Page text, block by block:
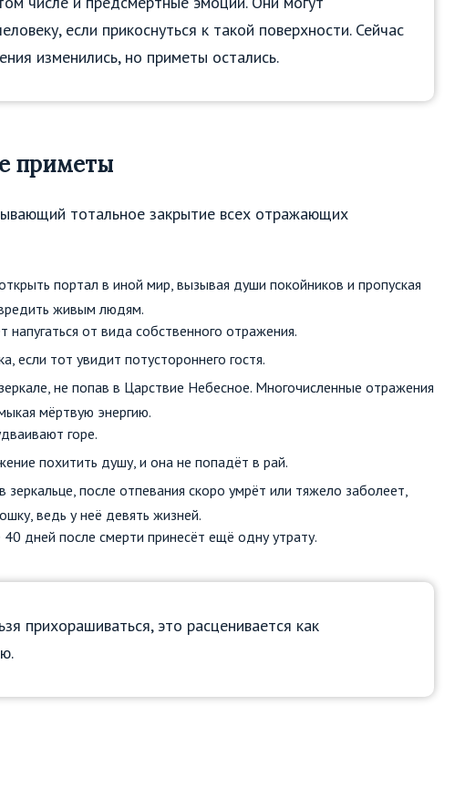
если прикоснуться к такой поверхности. Сейчас
изменились, но приметы остались.
приметы
тотальное закрытие всех отражающих
портал в иной мир, вызывая души покойников и пропуская
живым людям.
от вида собственного отражения.
если тот увидит потустороннего гостя.
не попав в Царствие Небесное. Многочисленные отражения
мёртвую энергию.
горе.
похитить душу, и она не попадёт в рай.
после отпевания скоро умрёт или тяжело заболеет,
ведь у неё девять жизней.
дней после смерти принесёт ещё одну утрату.
прихорашиваться, это расценивается как